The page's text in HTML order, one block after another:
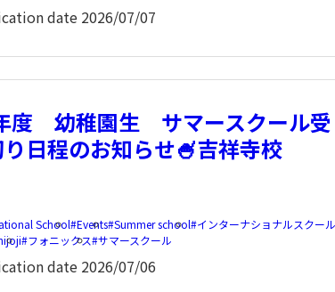
date 2026/07/07
度 幼稚園生 サマースクール受
日程のお知らせ🍧吉祥寺校
School Events Summer school インターナショナルスクー
フォニックス サマースクール
date 2026/07/06